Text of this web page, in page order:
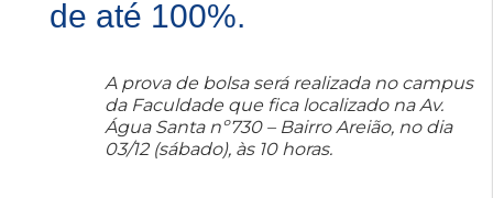
de até 100%.
A prova de bolsa será realizada no campus
da Faculdade que fica localizado na Av.
Água Santa nº730 – Bairro Areião, no dia
03/12 (sábado), às 10 horas.